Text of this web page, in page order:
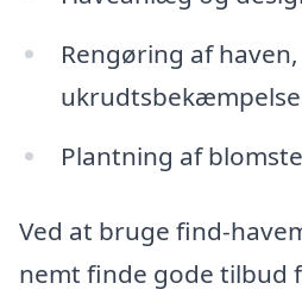
Rengøring af
ukrudtsbekæmpelse
Plantning af
Ved at bruge find-
nemt finde gode tilbud